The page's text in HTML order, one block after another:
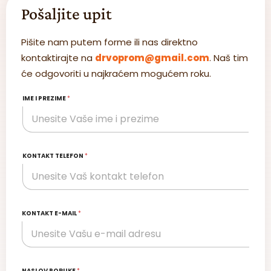
Pošaljite upit
Pišite nam putem forme ili nas direktno
kontaktirajte na drvoprom@gmail.com. Naš tim
će odgovoriti u najkraćem mogućem roku.
IME I PREZIME*
KONTAKT TELEFON *
KONTAKT E-MAIL*